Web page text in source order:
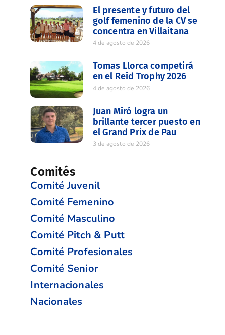
El presente y futuro del
golf femenino de la CV se
concentra en Villaitana
4 de agosto de 2026
Tomas Llorca competirá
en el Reid Trophy 2026
4 de agosto de 2026
Juan Miró logra un
brillante tercer puesto en
el Grand Prix de Pau
3 de agosto de 2026
Comités
Comité Juvenil
Comité Femenino
Comité Masculino
Comité Pitch & Putt
Comité Profesionales
Comité Senior
Internacionales
Nacionales